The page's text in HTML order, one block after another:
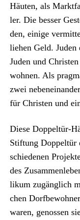
Häuten, als
ler. Die bess­er
den, einige
liehen Geld. Juden
Juden und
wohnen. Als
zwei
für Chris­ten und
Diese Dop­peltür-
Stiftung Dop­peltür
schiede­nen
des
likum zugänglich
chen
waren, genossen